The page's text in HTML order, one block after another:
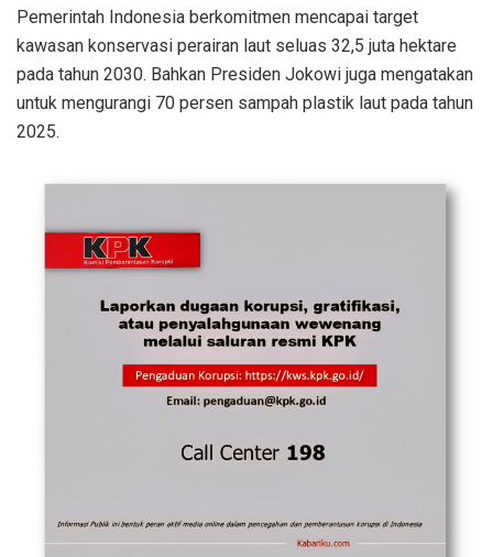
Pemerintah Indonesia berkomitmen mencapai target
kawasan konservasi perairan laut seluas 32,5 juta hektare
pada tahun 2030. Bahkan Presiden Jokowi juga mengatakan
untuk mengurangi 70 persen sampah plastik laut pada tahun
2025.